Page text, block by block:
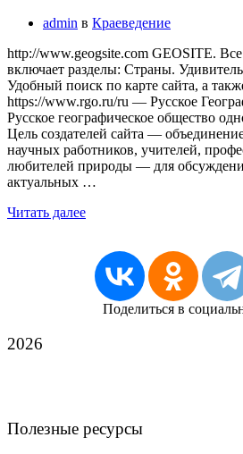
admin в Краеведение
http://www.geogsite.com GEOSITE.
включает разделы: Страны.
Удобный поиск по карте сайта, а
https://www.rgo.ru/ru — Русское
Русское географическое общество
Цель создателей сайта —
научных работников, учителей,
любителей природы — для
актуальных …
Читать далее
Поделиться в
2026
Полезные ресурсы